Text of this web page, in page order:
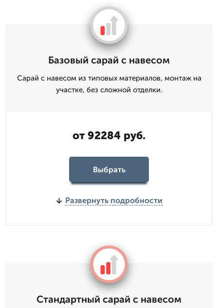
Базовый сарай с навесом
Сарай с навесом из типовых материалов, монтаж на
участке, без сложной отделки.
от 92284 руб.
Выбрать
Развернуть подробности
Стандартный сарай с навесом